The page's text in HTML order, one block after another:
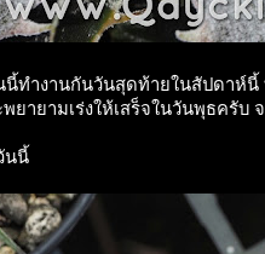
ทำงานกันวันสุดท้ายในสัปดาห์นี้
ยายามเร่งให้เสร็จในวันพุธครับ
นนี้